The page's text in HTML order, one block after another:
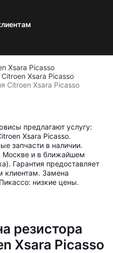
Xsara Picasso
Xsara Picasso
Citroen Xsara Picasso
предлагают услугу:
Xsara Picasso.
запчасти в наличии.
Москве и в ближайшем
Гарантия предоставляет
клиентам. Замена
низкие цены.
резистора
Xsara Picasso